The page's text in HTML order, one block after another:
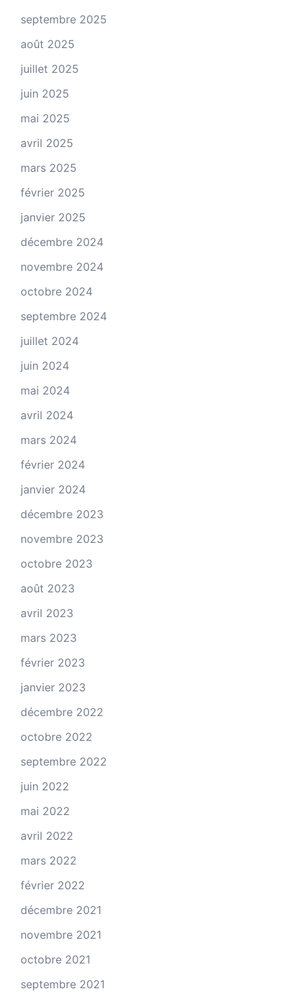
septembre 2025
août 2025
juillet 2025
juin 2025
mai 2025
avril 2025
mars 2025
février 2025
janvier 2025
décembre 2024
novembre 2024
octobre 2024
septembre 2024
juillet 2024
juin 2024
mai 2024
avril 2024
mars 2024
février 2024
janvier 2024
décembre 2023
novembre 2023
octobre 2023
août 2023
avril 2023
mars 2023
février 2023
janvier 2023
décembre 2022
octobre 2022
septembre 2022
juin 2022
mai 2022
avril 2022
mars 2022
février 2022
décembre 2021
novembre 2021
octobre 2021
septembre 2021